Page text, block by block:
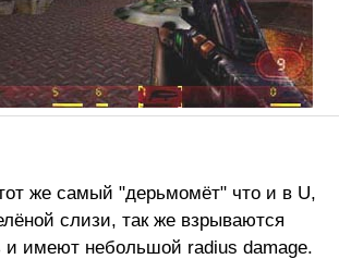
же самый "дерьмомёт" что и в U,
слизи, так же взрываются
и имеют небольшой radius damage.